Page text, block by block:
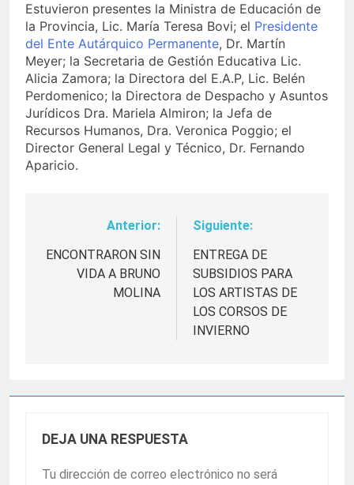
Estuvieron presentes la Ministra de Educación de
la Provincia, Lic. María Teresa Bovi; el Presidente
del Ente Autárquico Permanente, Dr. Martín
Meyer; la Secretaria de Gestión Educativa Lic.
Alicia Zamora; la Directora del E.A.P, Lic. Belén
Perdomenico; la Directora de Despacho y Asuntos
Jurídicos Dra. Mariela Almiron; la Jefa de
Recursos Humanos, Dra. Veronica Poggio; el
Director General Legal y Técnico, Dr. Fernando
Aparicio.
Navegación
de
entradas
Anterior:
ENCONTRARON SIN
VIDA A BRUNO
MOLINA
Siguiente:
ENTREGA DE
SUBSIDIOS PARA
LOS ARTISTAS DE
LOS CORSOS DE
INVIERNO
DEJA UNA RESPUESTA
Tu dirección de correo electrónico no será